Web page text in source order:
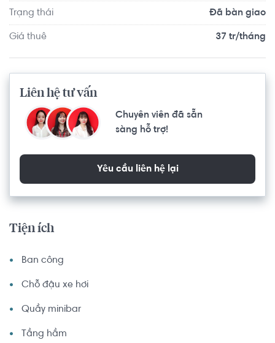
Trạng thái Đã bàn giao
Giá thuê 37 tr/tháng
Liên hệ tư vấn
Chuyên viên đã sẵn
sàng hỗ trợ!
Yêu cầu liên hệ lại
Tiện ích
Ban công
Chỗ đậu xe hơi
Quầy minibar
Tầng hầm